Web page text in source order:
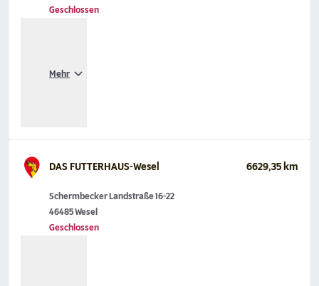
Geschlossen
Mehr
DAS FUTTERHAUS-Wesel 6629,35 km
Schermbecker Landstraße 16-22
46485 Wesel
Geschlossen